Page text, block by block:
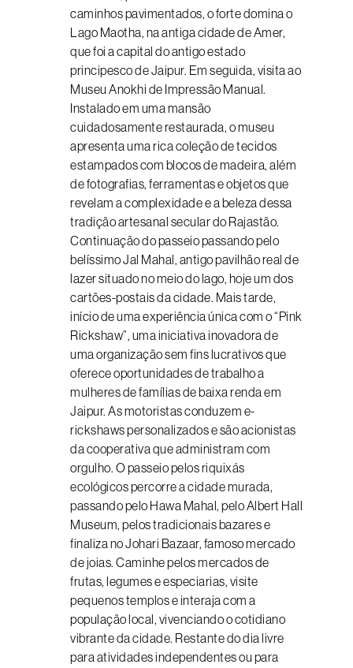
caminhos pavimentados, o forte domina o
Lago Maotha, na antiga cidade de Amer,
que foi a capital do antigo estado
principesco de Jaipur. Em seguida, visita ao
Museu Anokhi de Impressão Manual.
Instalado em uma mansão
cuidadosamente restaurada, o museu
apresenta uma rica coleção de tecidos
estampados com blocos de madeira, além
de fotografias, ferramentas e objetos que
revelam a complexidade e a beleza dessa
tradição artesanal secular do Rajastão.
Continuação do passeio passando pelo
belíssimo Jal Mahal, antigo pavilhão real de
lazer situado no meio do lago, hoje um dos
cartões-postais da cidade. Mais tarde,
início de uma experiência única com o “Pink
Rickshaw”, uma iniciativa inovadora de
uma organização sem fins lucrativos que
oferece oportunidades de trabalho a
mulheres de famílias de baixa renda em
Jaipur. As motoristas conduzem e-
rickshaws personalizados e são acionistas
da cooperativa que administram com
orgulho. O passeio pelos riquixás
ecológicos percorre a cidade murada,
passando pelo Hawa Mahal, pelo Albert Hall
Museum, pelos tradicionais bazares e
finaliza no Johari Bazaar, famoso mercado
de joias. Caminhe pelos mercados de
frutas, legumes e especiarias, visite
pequenos templos e interaja com a
população local, vivenciando o cotidiano
vibrante da cidade. Restante do dia livre
para atividades independentes ou para